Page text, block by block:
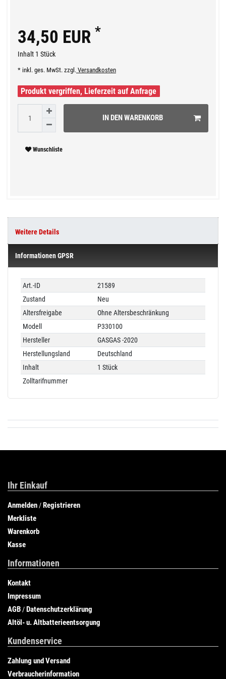
34,50 EUR *
Inhalt 1 Stück
* inkl. ges. MwSt. zzgl. Versandkosten
Produkt vergriffen, Lieferzeit auf Anfrage
IN DEN WARENKORB
Wunschliste
Weitere Details
Informationen GPSR
Technisches
Merkmal
Wert
Art.-ID
21589
Zustand
Neu
Altersfreigabe
Ohne Altersbeschränkung
Modell
P330100
Hersteller
GASGAS -2020
Herstellungsland
Deutschland
Inhalt
1 Stück
Zolltarifnummer
Ihr Einkauf
Anmelden /Registrieren
Merkliste
Warenkorb
Kasse
Informationen
Kontakt
Impressum
AGB /Datenschutzerklärung
Altöl- u. Altbatterieentsorgung
Kundenservice
Zahlung und Versand
Verbraucherinformation